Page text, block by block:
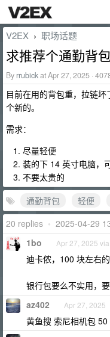
V2EX › 职场话题
求推荐个通勤背包
By rrubickat Apr 27, 2025 ·
目前在用的背包重，拉链
个新的。
需求：
尽量轻便
装的下 14 英寸电脑，
不要太贵的
通勤背包
轻便
20 replies • 2025-04-29
1bo Apr 27, 2025
迪卡侬，100 块左右
银行包要么不实用，
az402 Apr 27, 2025
黄鱼搜 索尼相机包 50